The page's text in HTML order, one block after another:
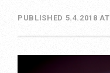
PUBLISHED 5.4.2018 AT